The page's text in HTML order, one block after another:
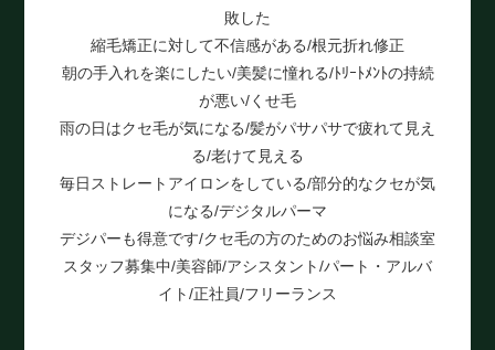
敗した
縮毛矯正に対して不信感がある/根元折れ修正
朝の手入れを楽にしたい/美髪に憧れる/ﾄﾘｰﾄﾒﾝﾄの持続
が悪い/くせ毛
雨の日はクセ毛が気になる/髪がパサパサで疲れて見え
る/老けて見える
毎日ストレートアイロンをしている/部分的なクセが気
になる/デジタルパーマ
デジパーも得意です/クセ毛の方のためのお悩み相談室
スタッフ募集中/美容師/アシスタント/パート・アルバ
イト/正社員/フリーランス